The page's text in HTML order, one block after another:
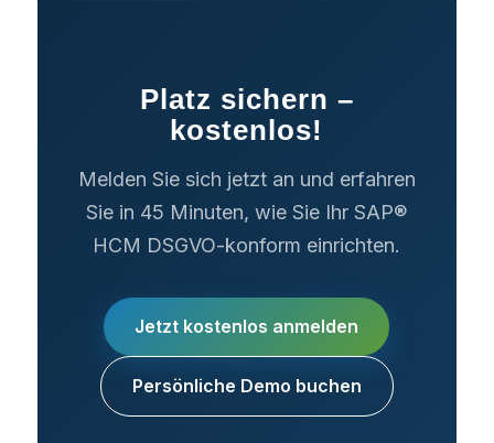
Platz sichern –
kostenlos!
Melden Sie sich jetzt an und erfahren
Sie in 45 Minuten, wie Sie Ihr SAP®
HCM DSGVO-konform einrichten.
Jetzt kostenlos anmelden
Persönliche Demo buchen